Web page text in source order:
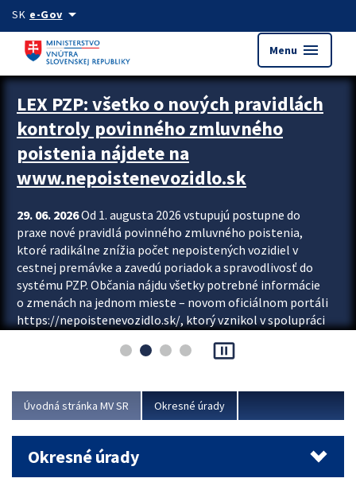
Preskocit na hlavný obsah
SK e-Govarrow_drop_down
Menu menu
Zastavit automatický posun upútavok
LEX PZP: všetko o nových pravidlách
kontroly povinného zmluvného
poistenia nájdete na
www.nepoistenevozidlo.sk
29. 06. 2026Od 1. augusta 2026 vstupujú postupne do
praxe nové pravidlá povinného zmluvného poistenia,
ktoré radikálne znížia počet nepoistených vozidiel v
cestnej premávke a zavedú poriadok a spravodlivosť do
systému PZP. Občania nájdu všetky potrebné informácie
o zmenách na jednom mieste – novom oficiálnom portáli
https://nepoistenevozidlo.sk/, ktorý vznikol v spolupráci
asociácie poisťovní (SLASPO) a Ministerstva vnútra SR.
Viac
pause_presentation
Úvodná stránka MV SR Okresné úrady
Okresné úrady